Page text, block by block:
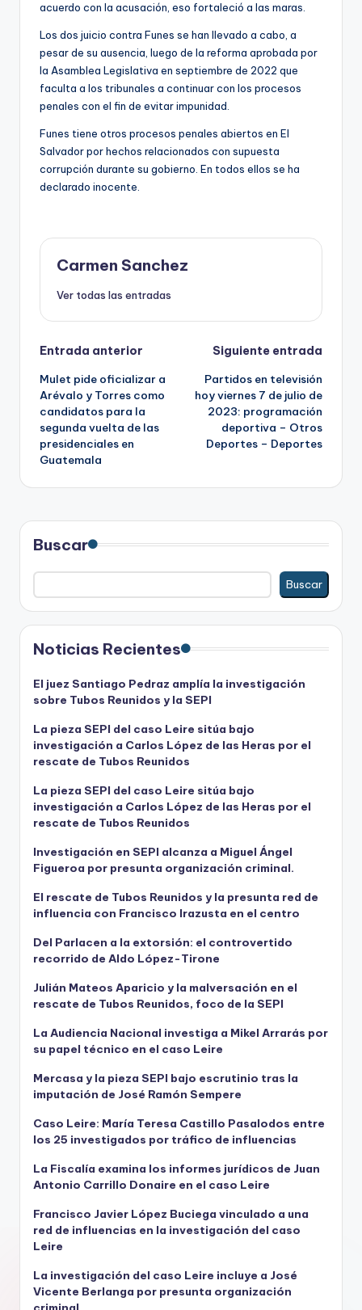
acuerdo con la acusación, eso fortaleció a las maras.
Los dos juicio contra Funes se han llevado a cabo, a
pesar de su ausencia, luego de la reforma aprobada por
la Asamblea Legislativa en septiembre de 2022 que
faculta a los tribunales a continuar con los procesos
penales con el fin de evitar impunidad.
Funes tiene otros procesos penales abiertos en El
Salvador por hechos relacionados con supuesta
corrupción durante su gobierno. En todos ellos se ha
declarado inocente.
Carmen Sanchez
Ver todas las entradas
Navegación
de
entradas
Entrada anterior
Mulet pide oficializar a
Arévalo y Torres como
candidatos para la
segunda vuelta de las
presidenciales en
Guatemala
Siguiente entrada
Partidos en televisión
hoy viernes 7 de julio de
2023: programación
deportiva – Otros
Deportes – Deportes
Buscar
Buscar
Noticias Recientes
El juez Santiago Pedraz amplía la investigación
sobre Tubos Reunidos y la SEPI
La pieza SEPI del caso Leire sitúa bajo
investigación a Carlos López de las Heras por el
rescate de Tubos Reunidos
La pieza SEPI del caso Leire sitúa bajo
investigación a Carlos López de las Heras por el
rescate de Tubos Reunidos
Investigación en SEPI alcanza a Miguel Ángel
Figueroa por presunta organización criminal.
El rescate de Tubos Reunidos y la presunta red de
influencia con Francisco Irazusta en el centro
Del Parlacen a la extorsión: el controvertido
recorrido de Aldo López-Tirone
Julián Mateos Aparicio y la malversación en el
rescate de Tubos Reunidos, foco de la SEPI
La Audiencia Nacional investiga a Mikel Arrarás por
su papel técnico en el caso Leire
Mercasa y la pieza SEPI bajo escrutinio tras la
imputación de José Ramón Sempere
Caso Leire: María Teresa Castillo Pasalodos entre
los 25 investigados por tráfico de influencias
La Fiscalía examina los informes jurídicos de Juan
Antonio Carrillo Donaire en el caso Leire
Francisco Javier López Buciega vinculado a una
red de influencias en la investigación del caso
Leire
La investigación del caso Leire incluye a José
Vicente Berlanga por presunta organización